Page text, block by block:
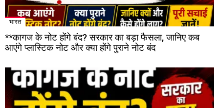
भारत
**कागज के नोट होंगे बंद? सरकार का बड़ा फैसला, जानिए कब
आएंगे प्लास्टिक नोट और क्या होंगे पुराने नोट बंद